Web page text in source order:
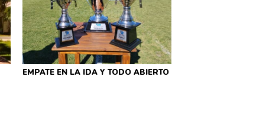
EMPATE EN LA IDA Y TODO ABIERTO